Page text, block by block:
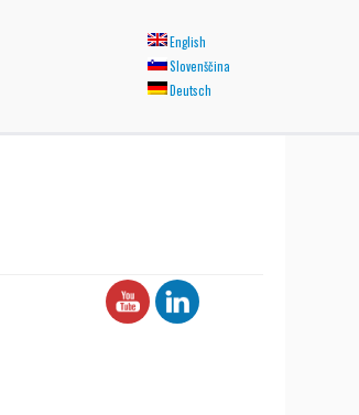
English
Slovenščina
Deutsch